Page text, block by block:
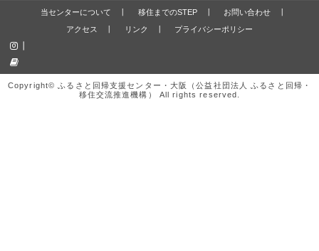
当センターについて 移住までのSTEP
お問い合わせ
アクセス
リンク プライバシーポリシー
Copyright© ふるさと回帰支援センター・大阪（公益社団法人 ふるさと回帰・
移住交流推進機構） All rights reserved.